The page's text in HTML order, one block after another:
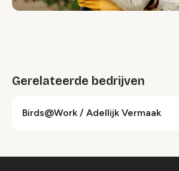
Gerelateerde bedrijven
Birds@Work / Adellijk Vermaak